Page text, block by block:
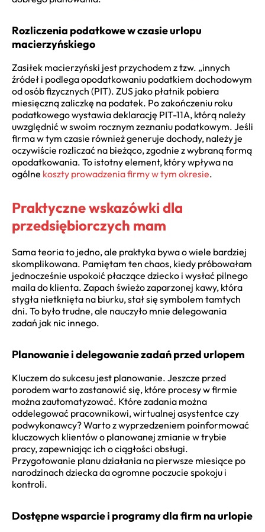
Rozliczenia podatkowe w czasie urlopu
macierzyńskiego
Zasiłek macierzyński jest przychodem z tzw. „innych
źródeł i podlega opodatkowaniu podatkiem dochodowym
od osób fizycznych (PIT). ZUS jako płatnik pobiera
miesięczną zaliczkę na podatek. Po zakończeniu roku
podatkowego wystawia deklarację PIT-11A, którą należy
uwzględnić w swoim rocznym zeznaniu podatkowym. Jeśli
firma w tym czasie również generuje dochody, należy je
oczywiście rozliczać na bieżąco, zgodnie z wybraną formą
opodatkowania. To istotny element, który wpływa na
ogólne koszty prowadzenia firmy w tym okresie.
Praktyczne wskazówki dla
przedsiębiorczych mam
Sama teoria to jedno, ale praktyka bywa o wiele bardziej
skomplikowana. Pamiętam ten chaos, kiedy próbowałam
jednocześnie uspokoić płaczące dziecko i wysłać pilnego
maila do klienta. Zapach świeżo zaparzonej kawy, która
stygła nietknięta na biurku, stał się symbolem tamtych
dni. To było trudne, ale nauczyło mnie delegowania
zadań jak nic innego.
Planowanie i delegowanie zadań przed urlopem
Kluczem do sukcesu jest planowanie. Jeszcze przed
porodem warto zastanowić się, które procesy w firmie
można zautomatyzować. Które zadania można
oddelegować pracownikowi, wirtualnej asystentce czy
podwykonawcy? Warto z wyprzedzeniem poinformować
kluczowych klientów o planowanej zmianie w trybie
pracy, zapewniając ich o ciągłości obsługi.
Przygotowanie planu działania na pierwsze miesiące po
narodzinach dziecka da ogromne poczucie spokoju i
kontroli.
Dostępne wsparcie i programy dla firm na urlopie